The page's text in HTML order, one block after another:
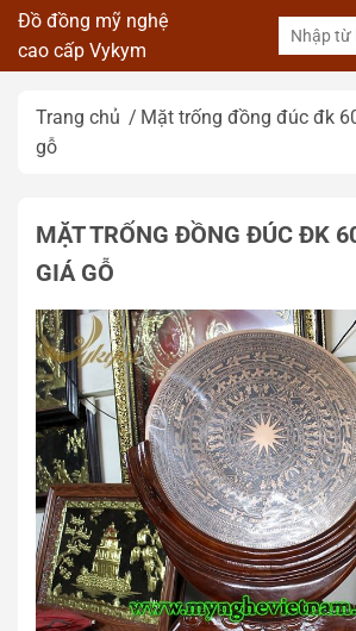
Đồ đồng mỹ nghệ
cao cấp Vykym
Trang chủ
Mặt trống đồng đúc đk
gỗ
MẶT TRỐNG ĐỒNG ĐÚC ĐK
GIÁ GỖ